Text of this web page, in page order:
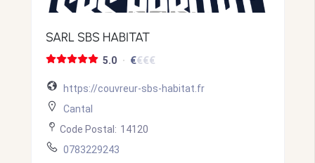
SARL SBS HABITAT
5.0 €€€€
https://couvreur-sbs-habitat.fr
Cantal
Code Postal: 14120
0783229243